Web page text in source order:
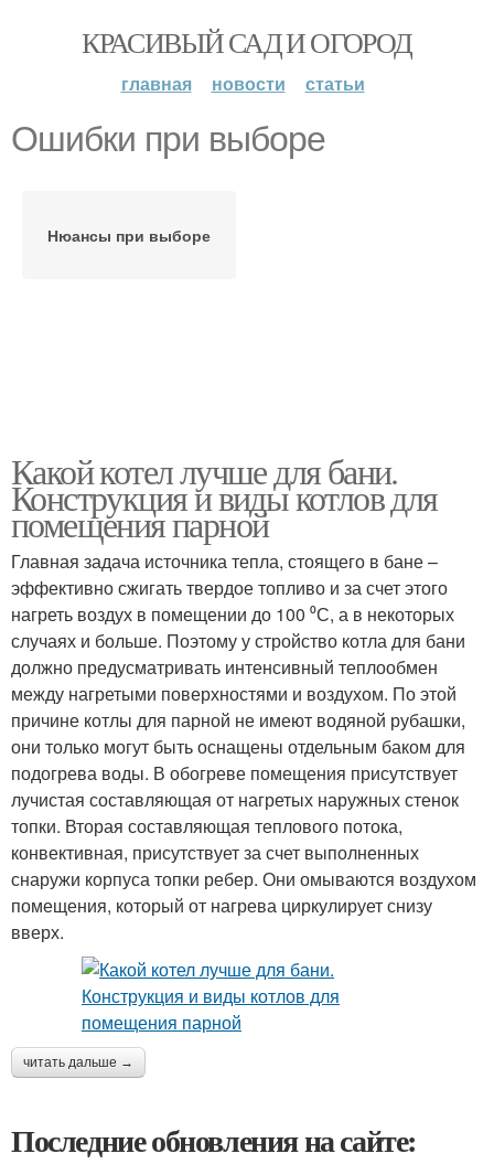
КРАСИВЫЙ САД И ОГОРОД
главная новости статьи
Ошибки при выборе
Нюансы при выборе
Какой котел лучше для бани.
Конструкция и виды котлов для
помещения парной
Главная задача источника тепла, стоящего в бане –
эффективно сжигать твердое топливо и за счет этого
нагреть воздух в помещении до 100 ⁰С, а в некоторых
случаях и больше. Поэтому у стройство котла для бани
должно предусматривать интенсивный теплообмен
между нагретыми поверхностями и воздухом. По этой
причине котлы для парной не имеют водяной рубашки,
они только могут быть оснащены отдельным баком для
подогрева воды. В обогреве помещения присутствует
лучистая составляющая от нагретых наружных стенок
топки. Вторая составляющая теплового потока,
конвективная, присутствует за счет выполненных
снаружи корпуса топки ребер. Они омываются воздухом
помещения, который от нагрева циркулирует снизу
вверх.
читать дальше →
Последние обновления на сайте: